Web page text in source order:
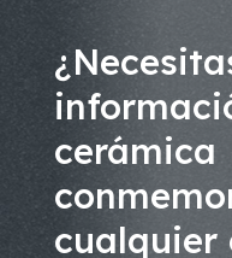
cerámica
cualquier